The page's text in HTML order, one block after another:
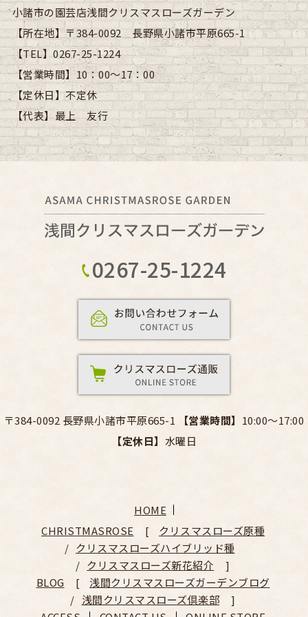
小諸市の園芸店浅間クリスマスローズガーデン
【所在地】 〒384-0092 長野県小諸市平原665-1
【TEL】0267-25-1224
【営業時間】10：00～17：00
【定休日】不定休
【代表】 最上 友行
0267-25-1224
〒384-0092 長野県小諸市平原665-1 【営業時間】 10:00～17:00
【定休日】 水曜日
HOME
CHRISTMASROSE
クリスマスローズ原種
クリスマスローズハイブリッド種
クリスマスローズ新花紹介
BLOG
浅間クリスマスローズガーデンブログ
浅間クリスマスローズ倶楽部